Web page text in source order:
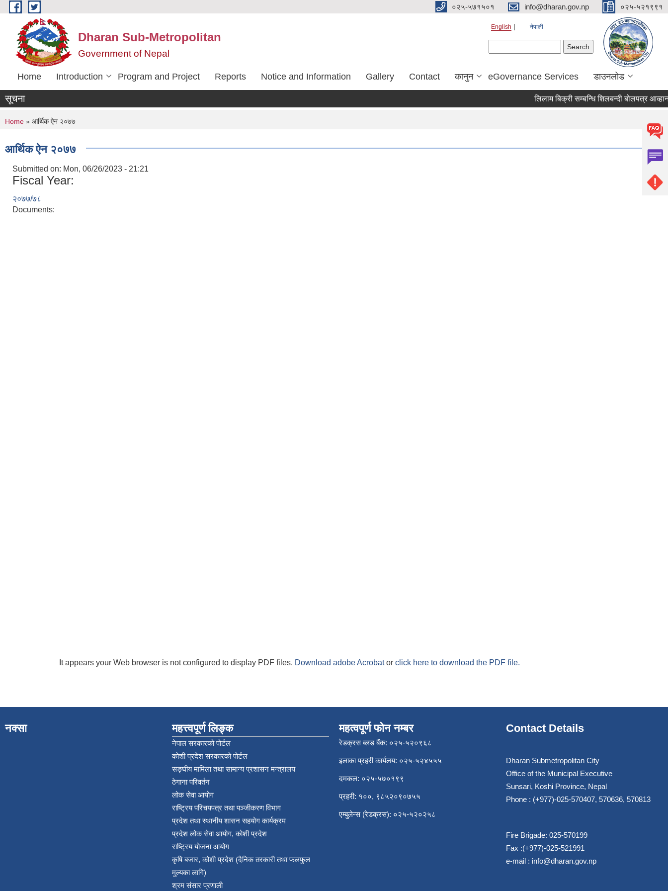
Skip to main content ०२५-५७१५०१ info@dharan.gov.np ०२५-५२१९९१
Dharan Sub-Metropolitan
Government of Nepal
English नेपाली
Home Introduction Program and Project Reports Notice and Information Gallery Contact कानुन eGovernance Services डाउनलोड
सूचना लिलाम बिक्री सम्बन्धि
You are here
Home » आर्थिक ऐन २०७७
आर्थिक ऐन २०७७
Submitted on: Mon, 06/26/2023 - 21:21
Fiscal Year:
२०७७/७८
Documents:
It appears your Web browser is not configured to display PDF files. Download adobe Acrobator click here to download the PDF file.
नक्सा महत्त्वपूर्ण लिङ्क
नेपाल सरकारको पोर्टल
कोशी प्रदेश सरकारको पोर्टल
सङ्‍घीय मामिला तथा सामान्य प्रशासन मन्त्रालय
ठेगाना परिवर्तन
लोक सेवा आयोग
राष्ट्रिय परिचयपत्र तथा पञ्‍जीकरण विभाग
प्रदेश तथा स्थानीय शासन सहयोग कार्यक्रम
प्रदेश लोक सेवा आयोग, कोशी प्रदेश
राष्ट्रिय योजना आयोग
कृषि बजार, कोशी प्रदेश (दैनिक तरकारी तथा फलफुल
मुल्यका लागि)
श्रम संसार प्रणाली
महत्वपूर्ण फोन नम्बर
रेडक्रस ब्लड बैंक: ०२५-५२०९६८
इलाका प्रहरी कार्यलय: ०२५-५२४५५५
दमकल: ०२५-५७०१९९
प्रहरी: १००, ९८५२०९०७५५
एम्बुलेन्स (रेडक्रस): ०२५-५२०२५८
Contact Details
Dharan Submetropolitan City
Office of the Municipal Executive
Sunsari, Koshi Province, Nepal
Phone : (+977)-025-570407, 570636, 570813
Fire Brigade: 025-570199
Fax :(+977)-025-521991
e-mail : info@dharan.gov.np